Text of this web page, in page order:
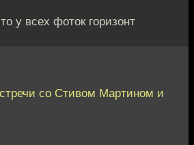
у всех фоток горизонт
со Стивом Мартином и